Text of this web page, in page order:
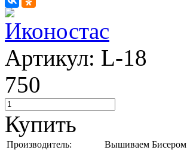
Артикул: L-18
750
Купить
Производитель:
Вышиваем Бисером